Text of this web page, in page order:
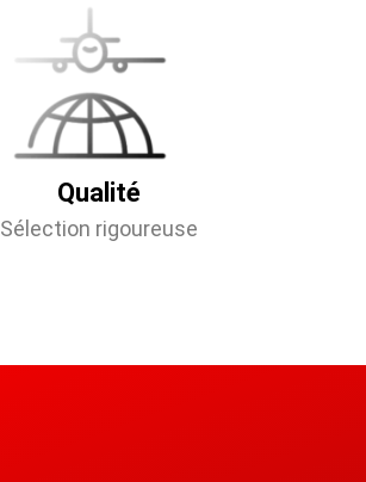
Qualité
Sélection rigoureuse